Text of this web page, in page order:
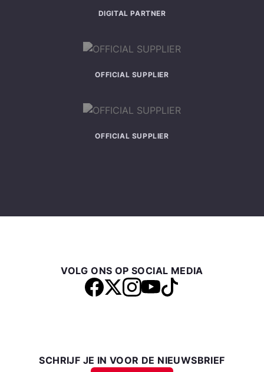
DIGITAL PARTNER
OFFICIAL SUPPLIER
OFFICIAL SUPPLIER
VOLG ONS OP SOCIAL MEDIA
SCHRIJF JE IN VOOR DE NIEUWSBRIEF